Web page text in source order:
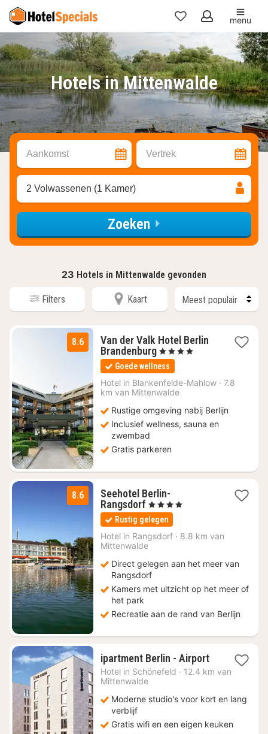
Mijn
favorieten
menu
Hotels in Mittenwalde
Aankomst Vertrek
2 Volwassenen (1 Kamer)
Zoeken
23 Hotels in Mittenwalde gevonden
Filters Kaart
8.6
Van der Valk Hotel Berlin
Brandenburg1
nacht
vanaf
€
111
, 4 Sterren
Goede wellness
Hotel in Blankenfelde-Mahlow · 7.8
km van Mittenwalde
Rustige omgeving nabij Berlijn
Inclusief wellness, sauna en
zwembad
Gratis parkeren
8.6
Seehotel Berlin-
Rangsdorf 1
nacht
vanaf
€
117
, 4 Sterren
Rustig gelegen
Hotel in Rangsdorf · 8.8 km van
Mittenwalde
Direct gelegen aan het meer van
Rangsdorf
Kamers met uitzicht op het meer of
het park
Recreatie aan de rand van Berlijn
ipartment Berlin - Airport1
nacht
87,62
Hotel in Schönefeld · 12.4 km van
Mittenwalde
Moderne studio's voor kort en lang
verblijf
Gratis wifi en een eigen keuken